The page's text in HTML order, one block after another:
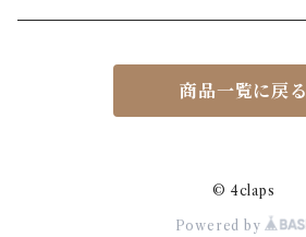
Spain / スペイン
くつ・帽子・Bag
商品一覧に戻る
© 4claps
Powered by